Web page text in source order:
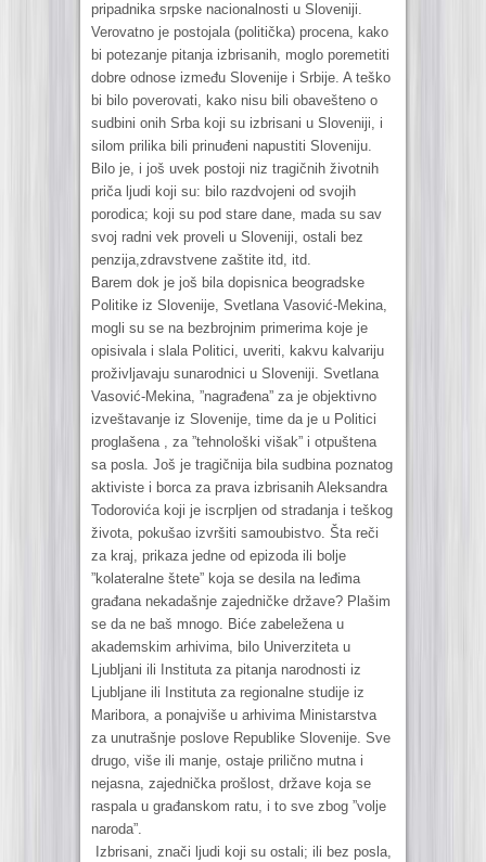
pripadnika srpske nacionalnosti u Sloveniji.
Verovatno je postojala (politička) procena, kako
bi potezanje pitanja izbrisanih, moglo poremetiti
dobre odnose između Slovenije i Srbije. A teško
bi bilo poverovati, kako nisu bili obavešteno o
sudbini onih Srba koji su izbrisani u Sloveniji, i
silom prilika bili prinuđeni napustiti Sloveniju.
Bilo je, i još uvek postoji niz tragičnih životnih
priča ljudi koji su: bilo razdvojeni od svojih
porodica; koji su pod stare dane, mada su sav
svoj radni vek proveli u Sloveniji, ostali bez
penzija,zdravstvene zaštite itd, itd.
Barem dok je još bila dopisnica beogradske
Politike iz Slovenije, Svetlana Vasović-Mekina,
mogli su se na bezbrojnim primerima koje je
opisivala i slala Politici, uveriti, kakvu kalvariju
proživljavaju sunarodnici u Sloveniji. Svetlana
Vasović-Mekina, ”nagrađena” za je objektivno
izveštavanje iz Slovenije, time da je u Politici
proglašena , za ”tehnološki višak” i otpuštena
sa posla. Još je tragičnija bila sudbina poznatog
aktiviste i borca za prava izbrisanih Aleksandra
Todorovića koji je iscrpljen od stradanja i teškog
života, pokušao izvršiti samoubistvo. Šta reči
za kraj, prikaza jedne od epizoda ili bolje
”kolateralne štete” koja se desila na leđima
građana nekadašnje zajedničke države? Plašim
se da ne baš mnogo. Biće zabeležena u
akademskim arhivima, bilo Univerziteta u
Ljubljani ili Instituta za pitanja narodnosti iz
Ljubljane ili Instituta za regionalne studije iz
Maribora, a ponajviše u arhivima Ministarstva
za unutrašnje poslove Republike Slovenije. Sve
drugo, više ili manje, ostaje prilično mutna i
nejasna, zajednička prošlost, države koja se
raspala u građanskom ratu, i to sve zbog ”volje
naroda”.
Izbrisani, znači ljudi koji su ostali; ili bez posla,